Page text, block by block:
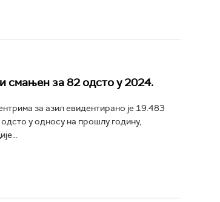
смањен за 82 одсто у 2024.
за азил евидентирано је 19.483
у односу на прошлу годину,